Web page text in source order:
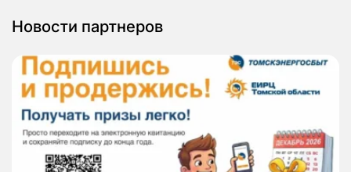
Новости партнеров